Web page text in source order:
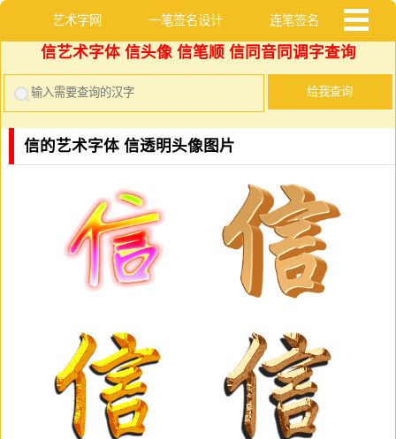
艺术字网
急切网
表情包
一笔签名设计
连笔公文签名
英文连笔签名
花体艺术字体
炫彩艺术字体
超个性花鸟字
连笔签名
LOGO设计
红黄蓝绿紫
文字表情包
超大艺术字
签名
壁纸
头像
信艺术字体 信头像 信笔顺 信同音同调字查询
信的艺术字体 信透明头像图片